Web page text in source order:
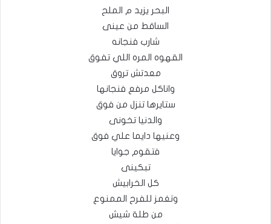
البحر يزيد م الملح
الساقط من عينى
شارب فنجانه
القهوه المره اللي تفوق
معدتش تروق
واناكل مرفع فنجانها
ستايرها تنزل من فوق
والدنيا تخونى
وعنيها دايما علي فوق
فتقوم جوايا
تبكينى
كل الخرابيش
وتغمز للفرح الممنوع
من طلة شيش